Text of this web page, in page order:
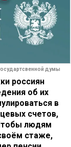
думы
россиян
об их
в
счетов,
людям
стаже,